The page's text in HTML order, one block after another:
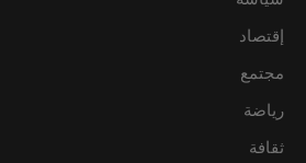
إقتصاد
مجتمع
رياضة
ثقافة